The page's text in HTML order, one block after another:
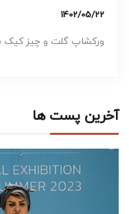
1402/05/22
ورکشاپ گلت و چیز کیک
آخرین پست ها